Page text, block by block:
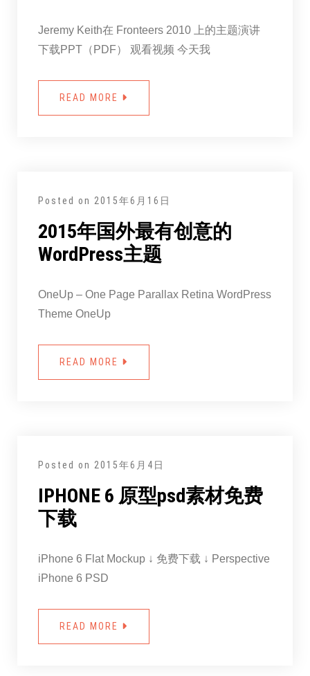
Jeremy Keith在 Fronteers 2010 上的主题演讲
下载PPT（PDF） 观看视频 今天我
READ MORE
Posted on 2015年6月16日
2015年国外最有创意的
WordPress主题
OneUp – One Page Parallax Retina WordPress
Theme OneUp
READ MORE
Posted on 2015年6月4日
IPHONE 6 原型psd素材免费
下载
iPhone 6 Flat Mockup ↓ 免费下载 ↓ Perspective
iPhone 6 PSD
READ MORE